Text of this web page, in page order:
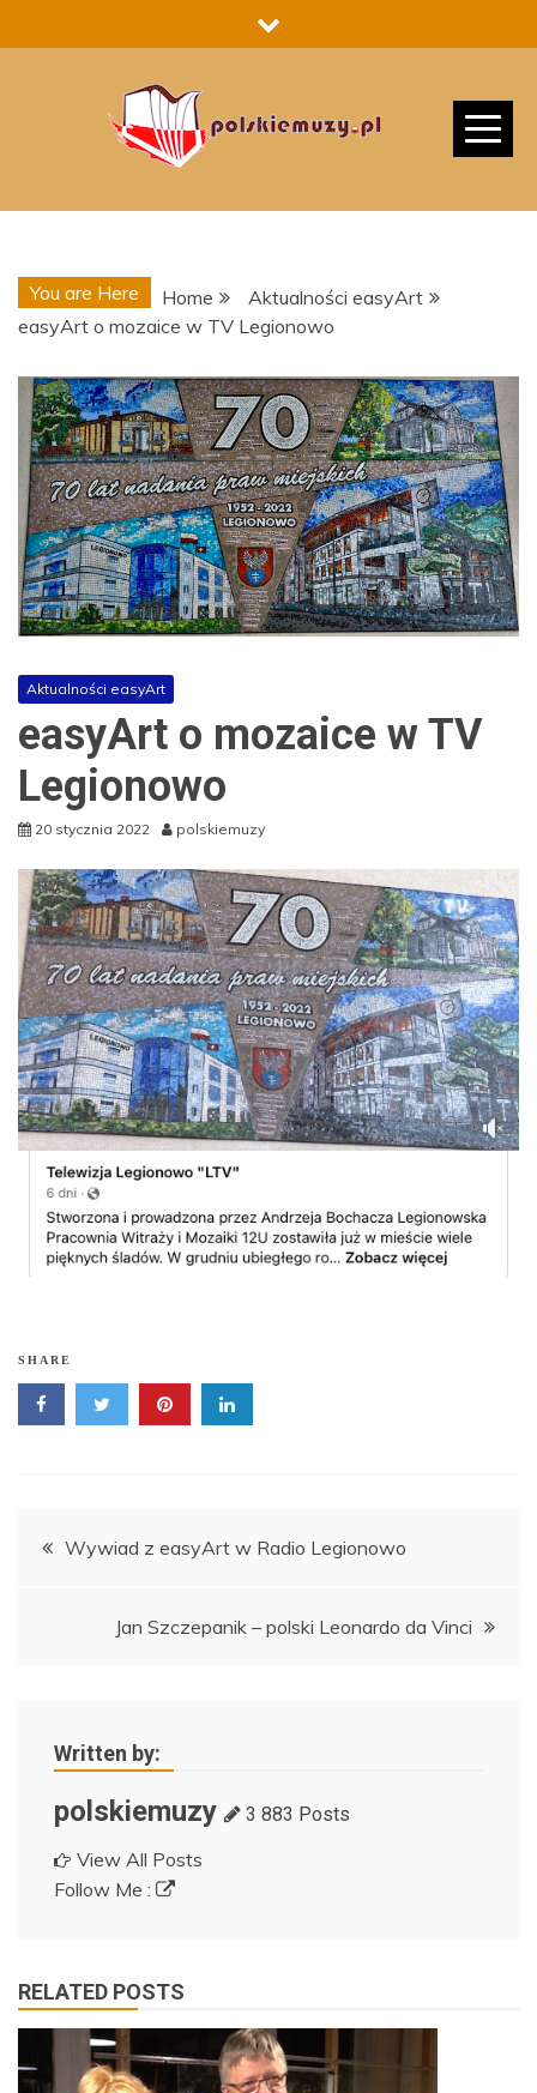
to
You are Here Home
Aktualności easyArt
easyArt o mozaice w TV Legionowo
Aktualności easyArt
easyArt o mozaice w TV
Legionowo
20 stycznia 2022 polskiemuzy
SHARE
Nawigacja
Wywiad z easyArt w Radio Legionowo
Jan Szczepanik – polski Leonardo da Vinci
Written by:
polskiemuzy 3 883 Posts
View All Posts
Follow Me :
RELATED POSTS